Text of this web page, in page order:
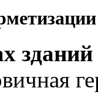
зданий